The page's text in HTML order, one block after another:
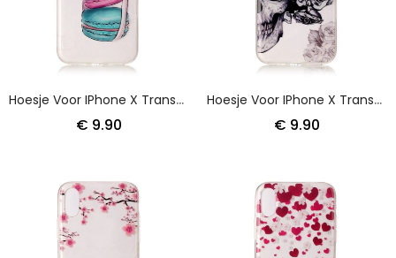
Hoesje Voor IPhone X Transparante Gourmet Bitterkoekjes
€ 9.90
Hoesje Voor IPhone X Transparant Gebloemde Schedel
€ 9.90